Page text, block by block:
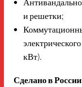
и решетки;
кВт).
Сделано в России